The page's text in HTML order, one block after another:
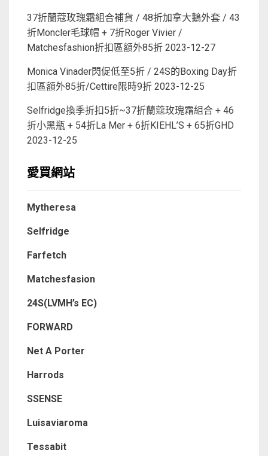
37折蘭蔻玫瑰霜組合補貨 / 48折加拿大鵝外套 / 43
折Moncler毛球帽 + 7折Roger Vivier /
Matchesfashion折扣區額外85折 2023-12-27
Monica Vinader閃促低至5折 / 24S的Boxing Day折
扣區額外85折/Cettire限時9折 2023-12-25
Selfridge換季折扣5折~37折蘭蔻玫瑰霜組合 + 46
折小黑瓶 + 54折La Mer + 6折KIEHL’S + 65折GHD
2023-12-25
愛買網站
Mytheresa
Selfridge
Farfetch
Matchesfasion
24S(LVMH’s EC)
FORWARD
Net A Porter
Harrods
SSENSE
Luisaviaroma
Tessabit